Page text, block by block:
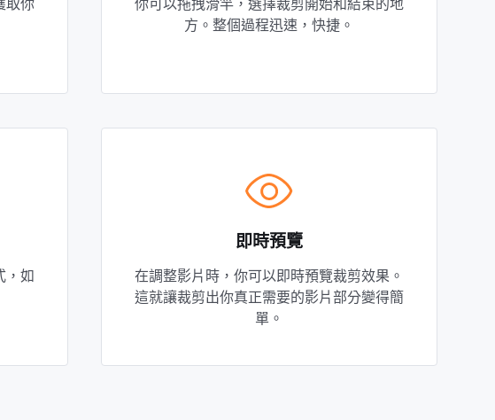
取你
你可以拖拽滑竿，選擇裁剪開始和結束的地
方。整個過程迅速，快捷。
，如
即時預覽
在調整影片時，你可以即時預覽裁剪效果。
這就讓裁剪出你真正需要的影片部分變得簡
單。